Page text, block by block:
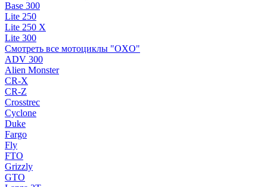
Base 300
Lite 250
Lite 250 X
Lite 300
Смотреть все мотоциклы "OXO"
ADV 300
Alien Monster
CR-X
CR-Z
Crosstrec
Cyclone
Duke
Fargo
Fly
FTO
Grizzly
GTO